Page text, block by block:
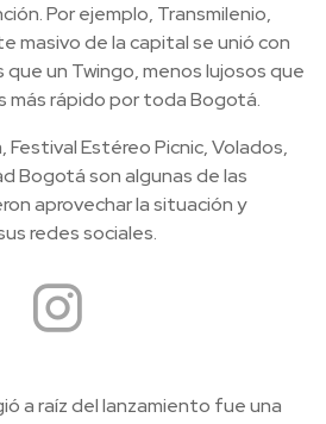
Por ejemplo, Transmilenio,
masivo de la capital se unió con
que un Twingo, menos lujosos que
más rápido por toda Bogotá.
Festival Estéreo Picnic, Volados,
Bogotá son algunas de las
aprovechar la situación y
redes sociales.
a raíz del lanzamiento fue una